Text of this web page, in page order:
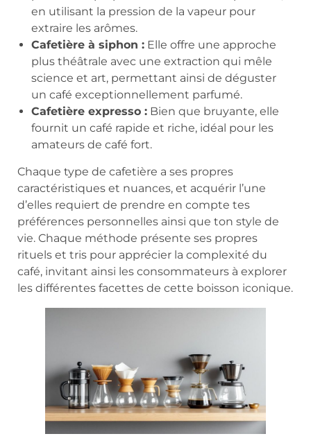
en utilisant la pression de la vapeur pour
extraire les arômes.
Cafetière à siphon : Elle offre une approche
plus théâtrale avec une extraction qui mêle
science et art, permettant ainsi de déguster
un café exceptionnellement parfumé.
Cafetière expresso : Bien que bruyante, elle
fournit un café rapide et riche, idéal pour les
amateurs de café fort.
Chaque type de cafetière a ses propres
caractéristiques et nuances, et acquérir l’une
d’elles requiert de prendre en compte tes
préférences personnelles ainsi que ton style de
vie. Chaque méthode présente ses propres
rituels et tris pour apprécier la complexité du
café, invitant ainsi les consommateurs à explorer
les différentes facettes de cette boisson iconique.